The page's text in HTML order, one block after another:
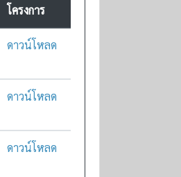
โครงการ
ดาวน์โหลด
ดาวน์โหลด
ดาวน์โหลด